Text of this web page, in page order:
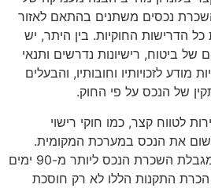
נכסים משתנים בהתאם לאזור
כל הדרישות החוקיות. בין היתר, יש
של ביטוח, רישיונות נדרשים ותנאי
מודע לזכויותיו וחובותיו, והבעלים
של הנכס על פי החוק.
לטווח קצר, כמו חוקי רישוי
את הנכס במערכת המקומית.
בנוסף, ישנם כללים לגבי מגבלת השכרת הנכס ליותר מ-90 ימים
הכרת התקנות הללו לא רק חוסכת